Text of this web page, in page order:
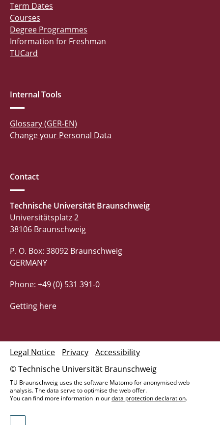
Term Dates
Courses
Degree Programmes
Information for Freshman
TUCard
Internal Tools
Glossary (GER-EN)
Change your Personal Data
Contact
Technische Universität Braunschweig
Universitätsplatz 2
38106 Braunschweig
P. O. Box: 38092 Braunschweig
GERMANY
Phone: +49 (0) 531 391-0
Getting here
© Technische Universität Braunschweig
Legal Notice Privacy Accessibility
TU Braunschweig uses the software Matomo for anonymised web
analysis. The data serve to optimise the web offer.
You can find more information in ourdata protection declaration.